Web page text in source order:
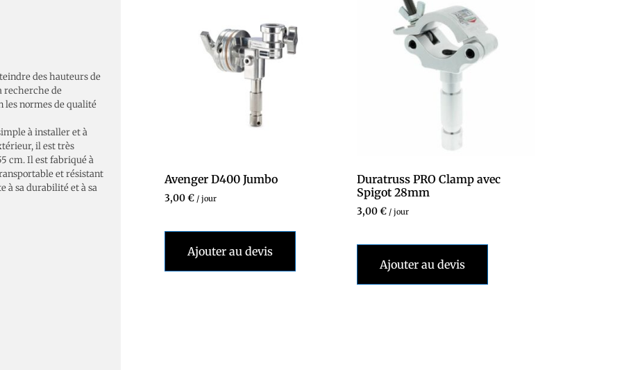
des hauteurs de
recherche de
les normes de qualité
à installer et à
il est très
cm. Il est fabriqué à
et résistant
à sa durabilité et à sa
Avenger D400 Jumbo
3,00€ / jour
Ajouter au devis
Duratruss PRO Clamp avec
Spigot 28mm
3,00€ / jour
Ajouter au devis